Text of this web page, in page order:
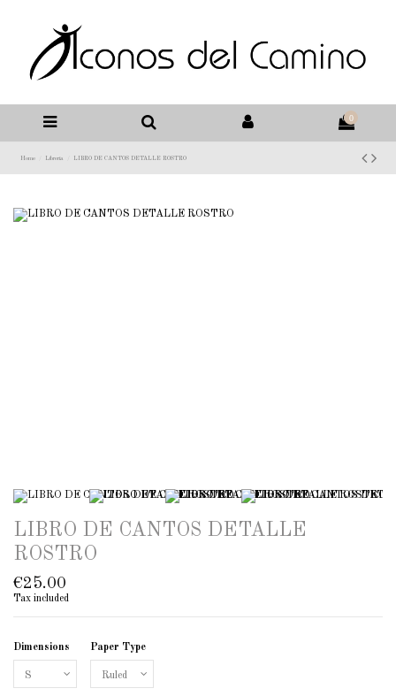
0
Home Libreria LIBRO DE CANTOS DETALLE ROSTRO
LIBRO DE CANTOS DETALLE
ROSTRO
€25.00
Tax included
Dimensions Paper Type